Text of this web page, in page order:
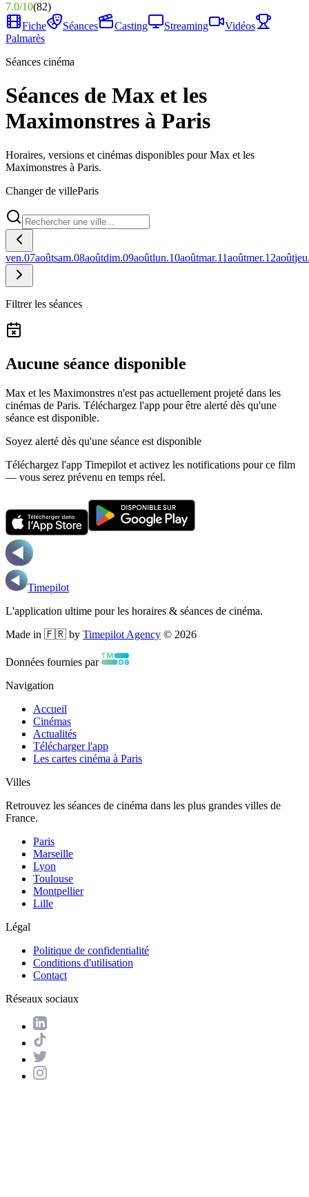
7.0/10(82)
Fiche
Séances Casting Streaming
Vidéos
Palmarès
Séances cinéma
Séances de Max et les
Maximonstres à Paris
Horaires, versions et cinémas disponibles pour Max et les
Maximonstres à Paris.
Changer de villeParis
ven.07aoûtsam.08aoûtdim.09aoûtlun.10aoûtmar.11aoûtmer.12août
Filtrer les séances
Aucune séance disponible
Max et les Maximonstres n'est pas actuellement projeté dans les
cinémas de Paris. Téléchargez l'app pour être alerté dès qu'une
séance est disponible.
Soyez alerté dès qu'une séance est disponible
Téléchargez l'app Timepilot et activez les notifications pour ce film
— vous serez prévenu en temps réel.
Timepilot
L'application ultime pour les horaires & séances de cinéma.
Made in 🇫🇷 by Timepilot Agency © 2026
Données fournies par
Navigation
Accueil
Cinémas
Actualités
Télécharger l'app
Les cartes cinéma à Paris
Villes
Retrouvez les séances de cinéma dans les plus grandes villes de
France.
Paris
Marseille
Lyon
Toulouse
Montpellier
Lille
Légal
Politique de confidentialité
Conditions d'utilisation
Contact
Réseaux sociaux